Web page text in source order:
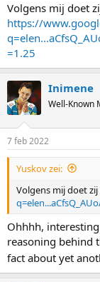
Volgens mij doet
https://
=1.25
Inimene
Well-Known
7 feb 2022
Yuskov zei:
Volgens mij doet
Ohhhh,
reasoning behind
fact about yet